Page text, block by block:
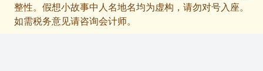
整性。假想小故事中人名地名均为虚构，请勿对号入座。
如需税务意见请咨询会计师。